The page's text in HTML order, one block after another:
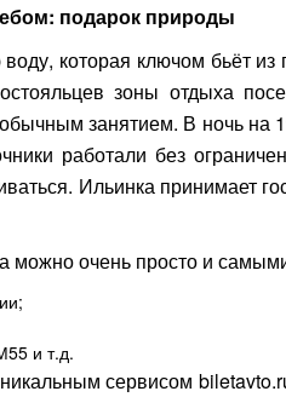
подарок природы
которая ключом бьёт
зоны отдыха
занятием. В ночь на
работали без
Ильинка принимает
можно очень просто и
и т.д.
сервисом